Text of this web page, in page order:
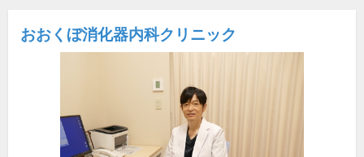
おおくぼ消化器内科クリニック